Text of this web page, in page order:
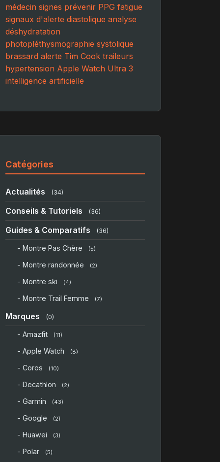
médecin signes prévenir PPG fatigue
signaux d'alerte diastolique analyse
déshydratation
photopléthysmographie systolique
brassard alerte Tim Cook traileurs
hypertension Apple Watch Ultra 3
intelligence artificielle
Catégories
Actualités (34)
Conseils & Tutoriels (36)
Guides & Comparatifs (36)
- Montre Pas Chère (5)
- Montre randonnée (2)
- Montre ski (4)
- Montre Trail Femme (7)
Marques (0)
- Amazfit (11)
- Apple Watch (8)
- Coros (10)
- Decathlon (2)
- Garmin (43)
- Google (2)
- Huawei (3)
- Polar (5)